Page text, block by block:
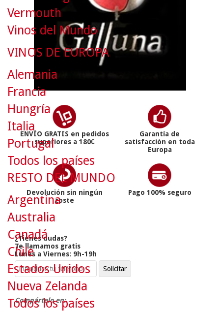
ENVÍO GRATIS en pedidos
superiores a 180€
Garantía de
satisfacción en toda
Europa
Devolución sin ningún
coste
Pago 100% seguro
¿Tienes dudas?
Te llamamos gratis
Lunes a Viernes: 9h-19h
Compártelo en:
Vermouth
Vinos del Mundo
VINOS DE EUROPA
Alemania
Francia
Hungría
Italia
Portugal
Todos los países
RESTO DEL MUNDO
Argentina
Australia
Canadá
Chile
Estados Unidos
Nueva Zelanda
Todos los países